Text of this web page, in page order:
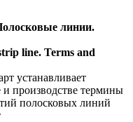
линии.
line. Terms and
устанавливает
производстве термины
полосковых линий